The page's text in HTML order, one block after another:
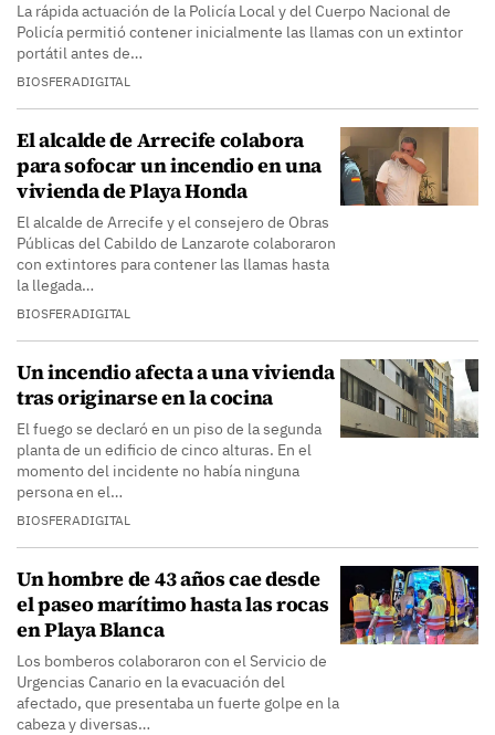
La rápida actuación de la Policía Local y del Cuerpo Nacional de
Policía permitió contener inicialmente las llamas con un extintor
portátil antes de…
BIOSFERADIGITAL
El alcalde de Arrecife colabora
para sofocar un incendio en una
vivienda de Playa Honda
El alcalde de Arrecife y el consejero de Obras
Públicas del Cabildo de Lanzarote colaboraron
con extintores para contener las llamas hasta
la llegada…
BIOSFERADIGITAL
Un incendio afecta a una vivienda
tras originarse en la cocina
El fuego se declaró en un piso de la segunda
planta de un edificio de cinco alturas. En el
momento del incidente no había ninguna
persona en el…
BIOSFERADIGITAL
Un hombre de 43 años cae desde
el paseo marítimo hasta las rocas
en Playa Blanca
Los bomberos colaboraron con el Servicio de
Urgencias Canario en la evacuación del
afectado, que presentaba un fuerte golpe en la
cabeza y diversas…